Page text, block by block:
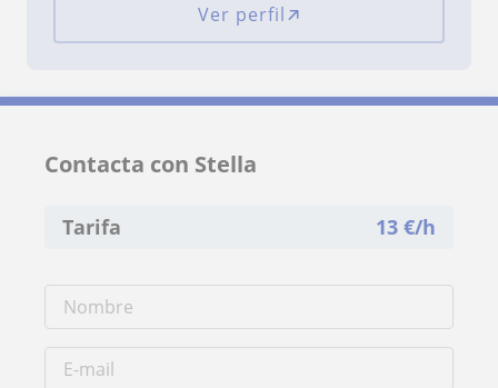
Ver perfil
Contacta con Stella
Tarifa 13 €/h